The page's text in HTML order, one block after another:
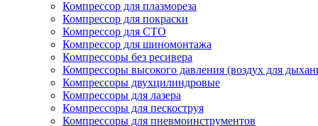
Компрессор для плазмореза
Компрессор для покраски
Компрессор для СТО
Компрессор для шиномонтажа
Компрессоры без ресивера
Компрессоры высокого давления (воздух для
Компрессоры двухцилиндровые
Компрессоры для лазера
Компрессоры для пескоструя
Компрессоры для пневмоинструментов